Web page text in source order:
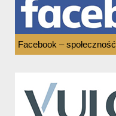
Facebook – społeczność